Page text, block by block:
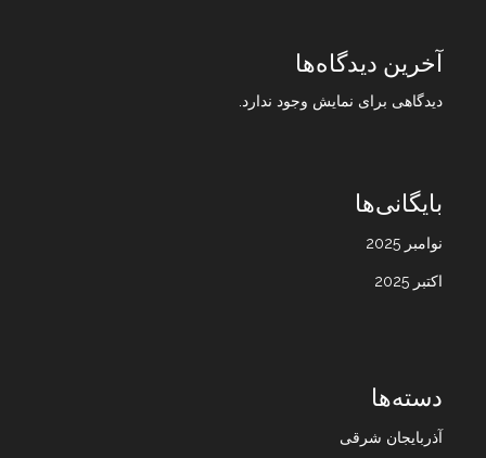
آخرین دیدگاه‌ها
دیدگاهی برای نمایش وجود ندارد.
بایگانی‌ها
نوامبر 2025
اکتبر 2025
دسته‌ها
آذربایجان شرقی